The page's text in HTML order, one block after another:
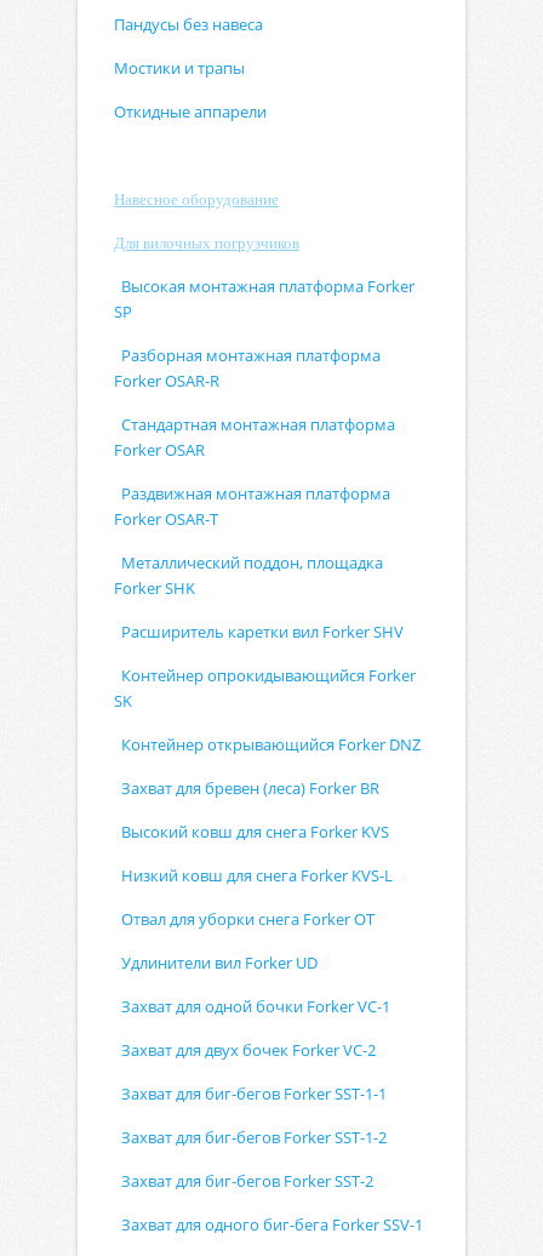
Пандусы без навеса
Мостики и трапы
Откидные аппарели
Навесное оборудование
Для вилочных погрузчиков
Высокая монтажная платформа Forker
SP
Разборная монтажная платформа
Forker OSAR-R
Стандартная монтажная платформа
Forker OSAR
Раздвижная монтажная платформа
Forker OSAR-T
Металлический поддон, площадка
Forker SHK
Расширитель каретки вил Forker SHV
Контейнер опрокидывающийся Forker
SK
Контейнер открывающийся Forker DNZ
Захват для бревен (леса) Forker BR
Высокий ковш для снега Forker KVS
Низкий ковш для снега Forker KVS-L
Отвал для уборки снега Forker OT
Удлинители вил Forker UD
Захват для одной бочки Forker VC-1
Захват для двух бочек Forker VC-2
Захват для биг-бегов Forker SST-1-1
Захват для биг-бегов Forker SST-1-2
Захват для биг-бегов Forker SST-2
Захват для одного биг-бега Forker SSV-1